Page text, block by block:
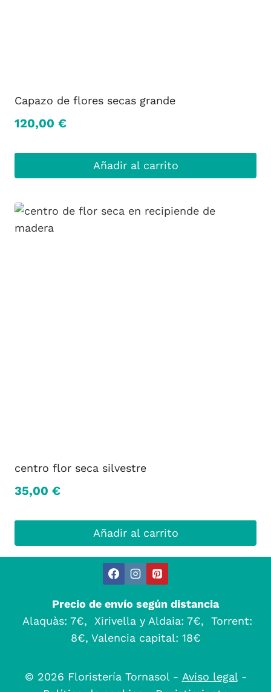
Capazo de flores secas grande
120,00 €
Añadir al carrito
centro flor seca silvestre
35,00 €
Añadir al carrito
Precio de envío según distancia
Alaquàs: 7€, Xirivella y Aldaia: 7€, Torrent:
8€, Valencia capital: 18€
© 2026 Floristería Tornasol - Aviso legal-